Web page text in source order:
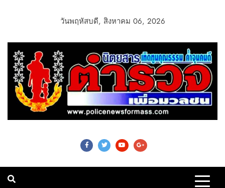
วันพฤหัสบดี, สิงหาคม 06, 2026
Police News For
Mass